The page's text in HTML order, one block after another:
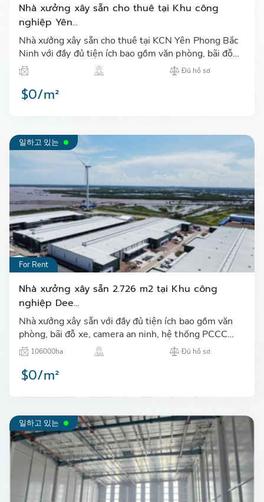
Nhà xưởng xây sẵn cho thuê tại Khu công
nghiệp Yên...
Nhà xưởng xây sẵn cho thuê tại KCN Yên Phong Bắc
Ninh với đầy đủ tiện ích bao gồm văn phòng, bãi đỗ
xe, camera an ninh, hệ thống PCCC 24/7, đội bảo an,
…
Đủ hồ sơ
$0/m²
일하고 있는
For Rent
Nhà xưởng xây sẵn 2.726 m2 tại Khu công
nghiệp Dee...
Nhà xưởng xây sẵn với đầy đủ tiện ích bao gồm văn
phòng, bãi đỗ xe, camera an ninh, hệ thống PCCC
24/7, đội bảo an, pin năng lượng mặt trời…
106000ha Đủ hồ sơ
$0/m²
일하고 있는